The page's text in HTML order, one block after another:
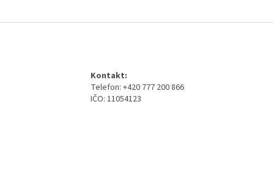
Kontakt:
Telefon: +420 777 200 866
IČO: 11054123